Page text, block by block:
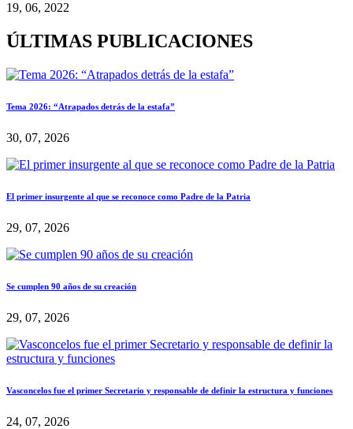
19, 06, 2022
ÚLTIMAS PUBLICACIONES
Tema 2026: “Atrapados detrás de la estafa”
30, 07, 2026
El primer insurgente al que se reconoce como Padre de la Patria
29, 07, 2026
Se cumplen 90 años de su creación
29, 07, 2026
Vasconcelos fue el primer Secretario y responsable de definir la estructura y funciones
24, 07, 2026